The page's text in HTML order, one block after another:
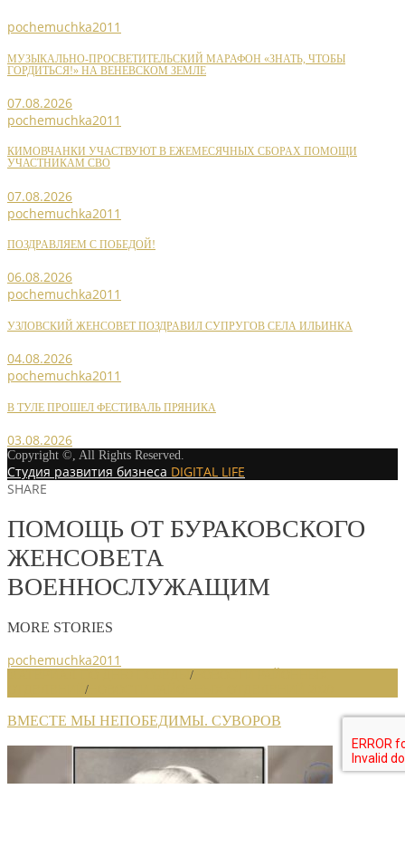
pochemuchka2011
МУЗЫКАЛЬНО-ПРОСВЕТИТЕЛЬСКИЙ МАРАФОН «ЗНАТЬ, ЧТОБЫ
ГОРДИТЬСЯ!» НА ВЕНЕВСКОМ ЗЕМЛЕ
07.08.2026
pochemuchka2011
КИМОВЧАНКИ УЧАСТВУЮТ В ЕЖЕМЕСЯЧНЫХ СБОРАХ ПОМОЩИ
УЧАСТНИКАМ СВО
07.08.2026
pochemuchka2011
ПОЗДРАВЛЯЕМ С ПОБЕДОЙ!
06.08.2026
pochemuchka2011
УЗЛОВСКИЙ ЖЕНСОВЕТ ПОЗДРАВИЛ СУПРУГОВ СЕЛА ИЛЬИНКА
04.08.2026
pochemuchka2011
В ТУЛЕ ПРОШЕЛ ФЕСТИВАЛЬ ПРЯНИКА
03.08.2026
Copyright ©, All Rights Reserved.
Студия развития бизнеса DIGITAL LIFE
SHARE
ПОМОЩЬ ОТ БУРАКОВСКОГО
ЖЕНСОВЕТА
ВОЕННОСЛУЖАЩИМ
MORE STORIES
pochemuchka2011
/
/
ВМЕСТЕ МЫ НЕПОБЕДИМЫ. СУВОРОВ